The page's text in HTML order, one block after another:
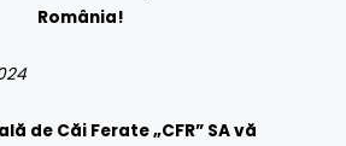
România!
de Căi Ferate „CFR” SA vă